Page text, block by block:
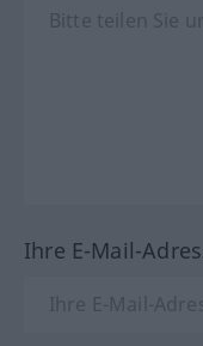
Ihre E-Mail-